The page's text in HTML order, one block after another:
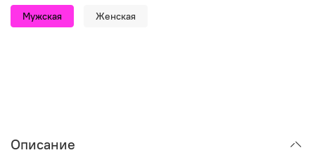
Мужская Женская
Описание